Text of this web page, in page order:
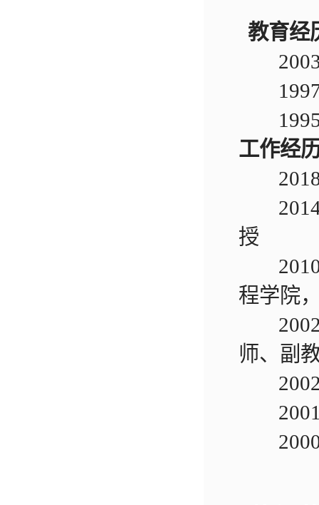
教育经
2003/
1997/
1995/
工作经
2014/
授
2010/
程学院
2002/
师、副
2002/
2001/
2000/